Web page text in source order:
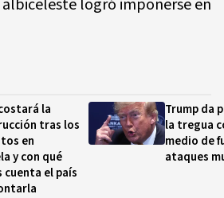
logró imponerse en
la
tras los
en
y con qué
cuenta el país
Trump da
la tregua
medio de
ataques